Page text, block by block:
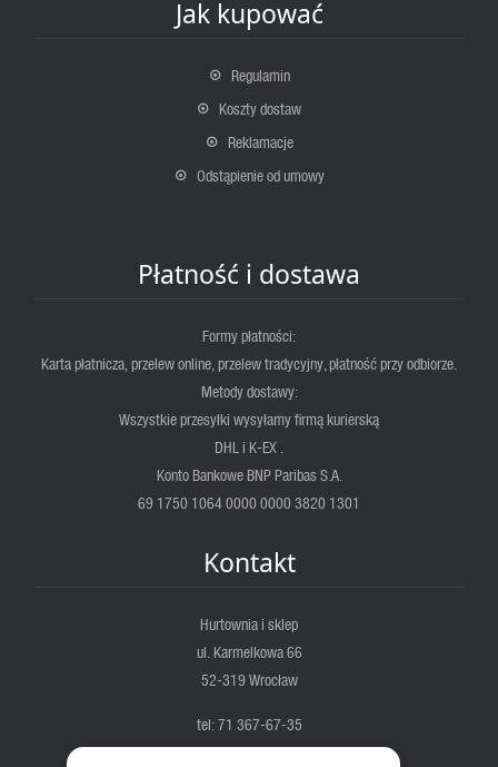
Jak kupować
Regulamin
Koszty dostaw
Reklamacje
Odstąpienie od umowy
Płatność i dostawa
Formy płatności:
Karta płatnicza, przelew online, przelew tradycyjny, płatność przy odbiorze.
Metody dostawy:
Wszystkie przesyłki wysyłamy firmą kurierską
DHL i K-EX .
Konto Bankowe BNP Paribas S.A.
69 1750 1064 0000 0000 3820 1301
Kontakt
Hurtownia i sklep
ul. Karmelkowa 66
52-319 Wrocław
tel: 71 367-67-35
fortis@fortis.wroc.pl